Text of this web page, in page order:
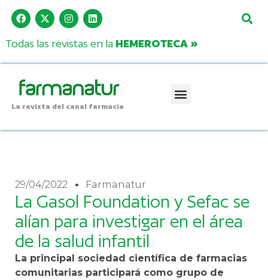
Todas las revistas en la HEMEROTECA »
La revista del canal farmacia
29/04/2022 Farmanatur
La Gasol Foundation y Sefac se
alían para investigar en el área
de la salud infantil
La principal sociedad científica de farmacias
comunitarias participará como grupo de